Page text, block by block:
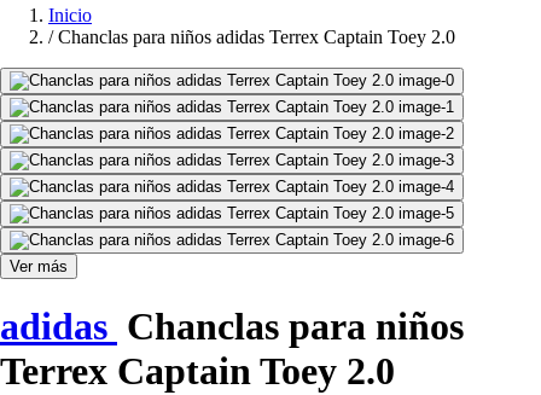
Inicio
/ Chanclas para niños adidas Terrex Captain Toey 2.0
Ver más
adidas Chanclas para niños
Terrex Captain Toey 2.0